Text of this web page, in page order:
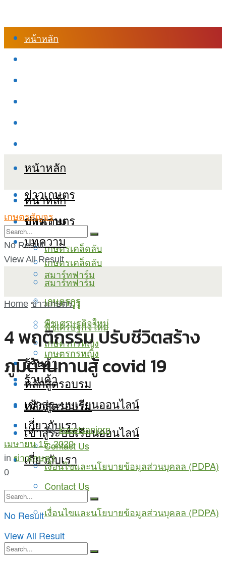
หน้าหลัก
หน้าหลัก
ข่าวเกษตร
บทความ
เกษตรเคล็ดลับ
สมาร์ทฟาร์ม
เกษตรกูรู
พืชเศรษฐกิจใหม่
เกษตรกรหญิง
ร้านค้า
หลักสูตรอบรม
เข้าสู่ระบบเรียนออนไลน์
เกี่ยวกับเรา
Contact Us
เงื่อนไขและนโยบายข้อมูลส่วนบุคลล (PDPA)
หน้าหลัก
ข่าวเกษตร
บทความ
เกษตรเคล็ดลับ
สมาร์ทฟาร์ม
เกษตรกูรู
พืชเศรษฐกิจใหม่
เกษตรกรหญิง
ร้านค้า
หลักสูตรอบรม
เข้าสู่ระบบเรียนออนไลน์
เกี่ยวกับเรา
Contact Us
เงื่อนไขและนโยบายข้อมูลส่วนบุคลล (PDPA)
No Result
View All Result
เกษตรสัญจร
No Result
View All Result
Home ข่าวเกษตร
4 พฤติกรรม ปรับชีวิตสร้าง
ภูมิต้านทานสู้ covid 19
by kasetsanjorn
เมษายน 15, 2020
in ข่าวเกษตร
0